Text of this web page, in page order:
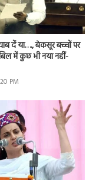
दें या…., बेकसूर बच्चों पर
में कुछ भी नया नहीं-
PM